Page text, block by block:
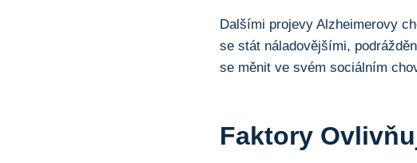
Dalšími projevy Alzheimerovy
se stát náladovějšími,
se měnit ve svém sociálním
Faktory